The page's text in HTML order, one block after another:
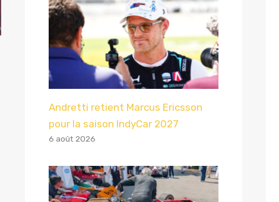
Andretti retient Marcus Ericsson
pour la saison IndyCar 2027
6 août 2026